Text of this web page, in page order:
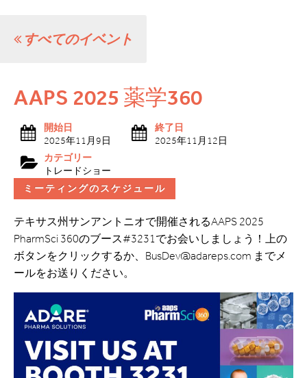
すべてのイベント
AAPS 2025 薬学360
開始日
2025年11月9日
終了日
2025年11月12日
カテゴリー
トレードショー
ミーティングのスケジュール
テキサス州サンアントニオで開催されるAAPS 2025
PharmSci 360のブース#3231でお会いしましょう！上の
ボタンをクリックするか、BusDev@adareps.com までメ
ールをお送りください。